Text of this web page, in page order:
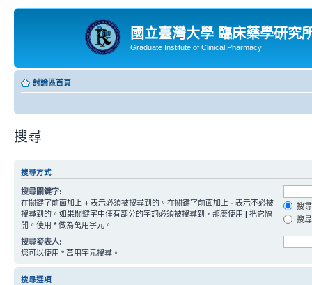
國立臺灣大學 臨床藥學研究
Graduate Institute of Clinical Pharmacy
討論區首頁
搜尋
搜尋方式
搜尋關鍵字:
在關鍵字前面加上 + 表示必須被搜尋到的。在關鍵字前面加上 - 表示不必被
搜尋到的。如果關鍵字中僅有部分的字詞必須被搜尋到，那麼使用 | 把它隔
開。使用 * 做為萬用字元。
搜
搜
搜尋發表人:
您可以使用 * 萬用字元搜尋。
搜尋選項